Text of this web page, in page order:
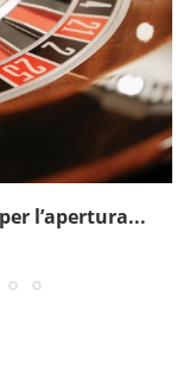
l’apertura...